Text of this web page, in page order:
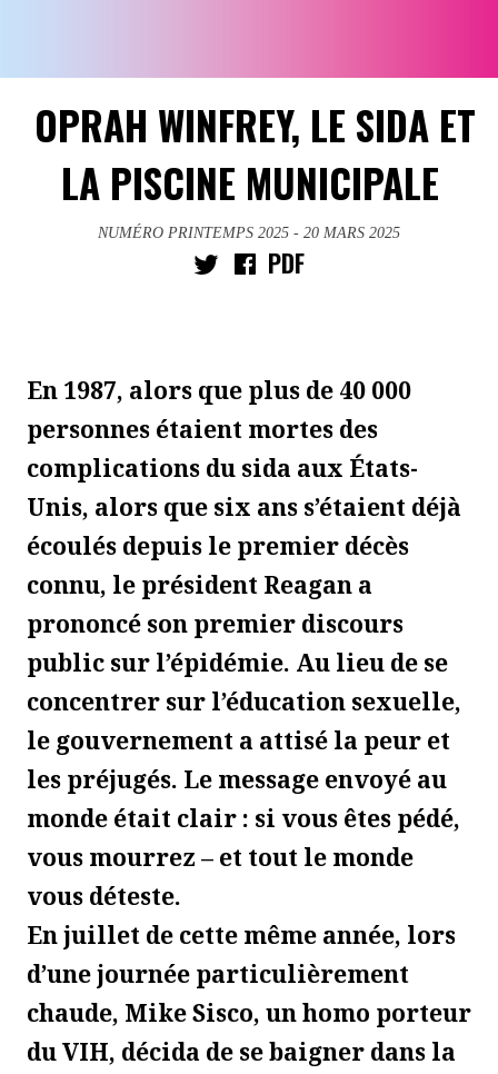
OPRAH WINFREY, LE SIDA ET
LA PISCINE MUNICIPALE
NUMÉRO PRINTEMPS 2025 - 20 MARS 2025
PDF
En 1987, alors que plus de 40 000
personnes étaient mortes des
complications du sida aux États-
Unis, alors que six ans s’étaient déjà
écoulés depuis le premier décès
connu, le président Reagan a
prononcé son premier discours
public sur l’épidémie. Au lieu de se
concentrer sur l’éducation sexuelle,
le gouvernement a attisé la peur et
les préjugés. Le message envoyé au
monde était clair : si vous êtes pédé,
vous mourrez – et tout le monde
vous déteste.
En juillet de cette même année, lors
d’une journée particulièrement
chaude, Mike Sisco, un homo porteur
du VIH, décida de se baigner dans la